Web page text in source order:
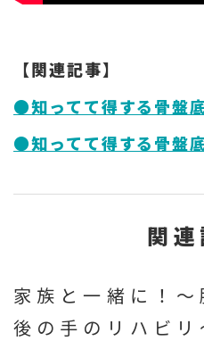
【関連記事】
●知ってて得する骨盤
●知ってて得する骨盤
関連
家族と一緒に！
後の手のリハビリ